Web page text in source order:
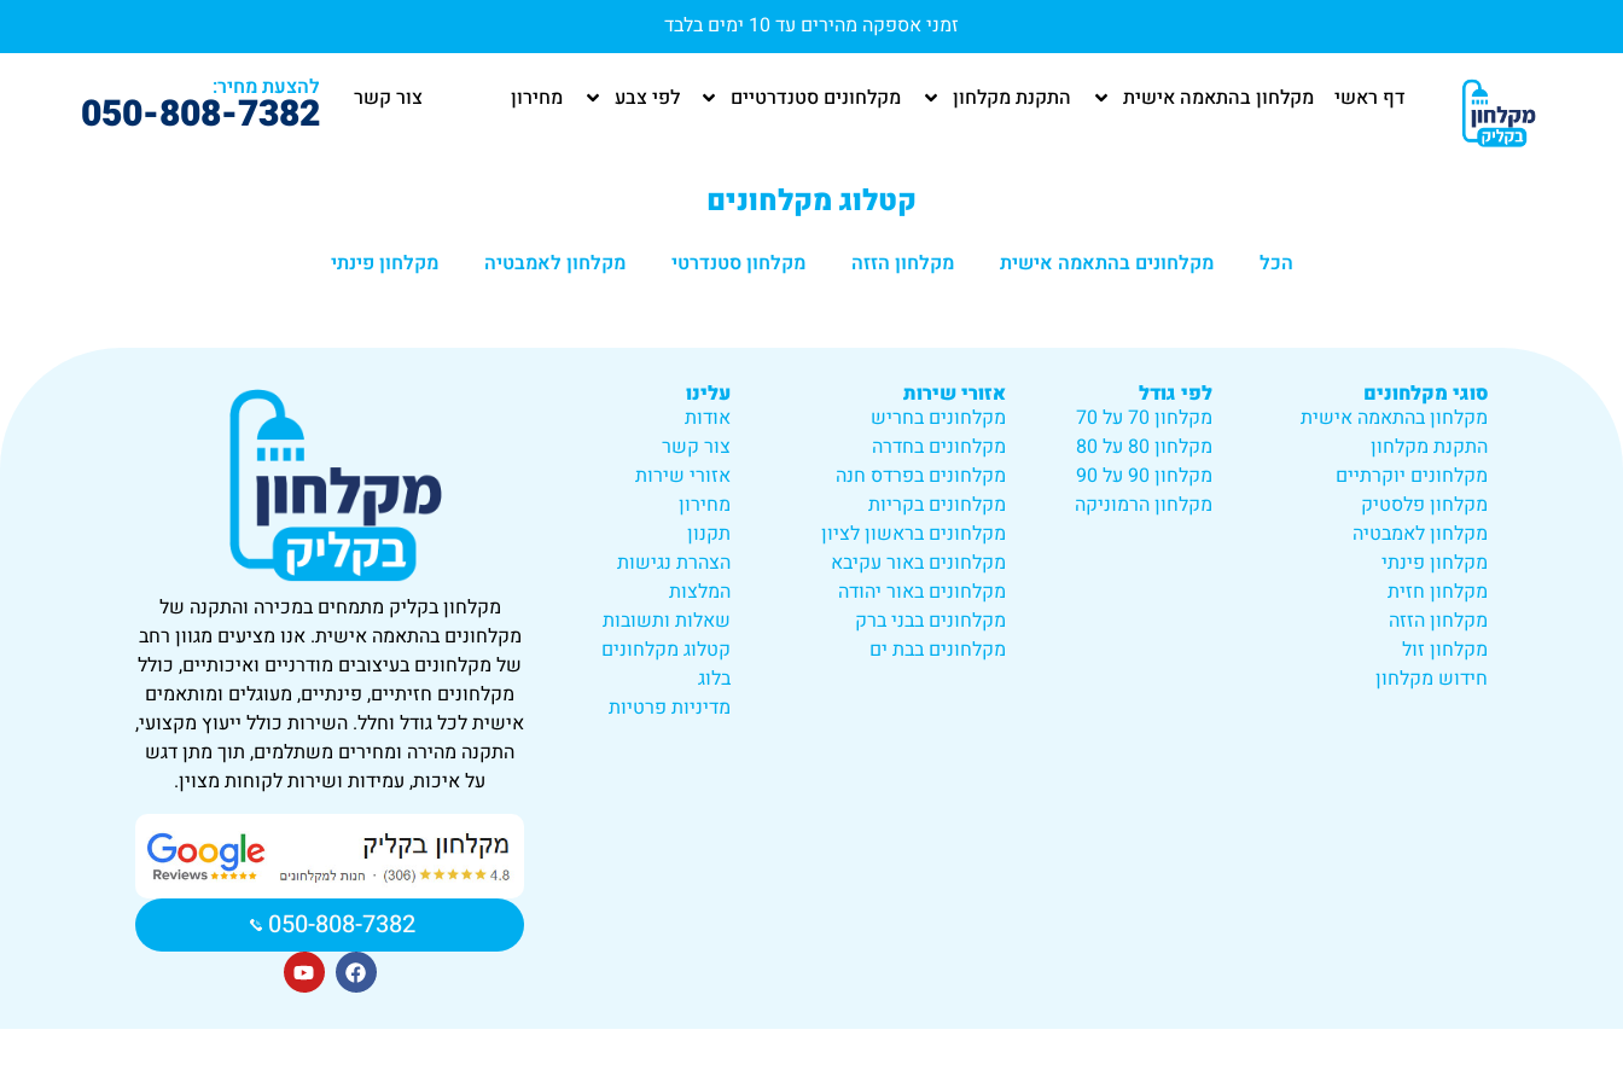
זמני אספקה מהירים עד 10 ימים בלבד
דף ראשי מקלחון בהתאמה אישית התקנת מקלחון מקלחונים סטנדרטיים לפי צבע מחירון צור קשר להצעת מחיר:
050-808-7382
קטלוג מקלחונים
הכל מקלחונים בהתאמה אישית מקלחון הזזה מקלחון סטנדרטי מקלחון לאמבטיה מקלחון פינתי
סוגי מקלחונים
מקלחון בהתאמה אישית
התקנת מקלחון
מקלחונים יוקרתיים
מקלחון פלסטיק
מקלחון לאמבטיה
מקלחון פינתי
מקלחון חזית
מקלחון הזזה
מקלחון זול
חידוש מקלחון
לפי גודל
מקלחון 70 על 70
מקלחון 80 על 80
מקלחון 90 על 90
מקלחון הרמוניקה
אזורי שירות
מקלחונים בחריש
מקלחונים בחדרה
מקלחונים בפרדס חנה
מקלחונים בקריות
מקלחונים בראשון לציון
מקלחונים באור עקיבא
מקלחונים באור יהודה
מקלחונים בבני ברק
מקלחונים בבת ים
עלינו
אודות
צור קשר
אזורי שירות
מחירון
תקנון
הצהרת נגישות
המלצות
שאלות ותשובות
קטלוג מקלחונים
בלוג
מדיניות פרטיות
מקלחון בקליק מתמחים במכירה והתקנה של
מקלחונים בהתאמה אישית. אנו מציעים מגוון רחב
של מקלחונים בעיצובים מודרניים ואיכותיים, כולל
מקלחונים חזיתיים, פינתיים, מעוגלים ומותאמים
אישית לכל גודל וחלל. השירות כולל ייעוץ מקצועי,
התקנה מהירה ומחירים משתלמים, תוך מתן דגש
על איכות, עמידות ושירות לקוחות מצוין.
050-808-7382